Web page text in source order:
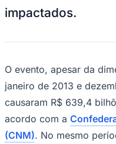
impactados.
O evento, apesar da
janeiro de 2013 e
causaram R$ 639,4
acordo com a
(CNM). No mesmo